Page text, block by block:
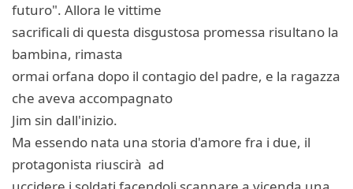
futuro". Allora le vittime
sacrificali di questa disgustosa promessa risultano la
bambina, rimasta
ormai orfana dopo il contagio del padre, e la ragazza
che aveva accompagnato
Jim sin dall'inizio.
Ma essendo nata una storia d'amore fra i due, il
protagonista riuscirà ad